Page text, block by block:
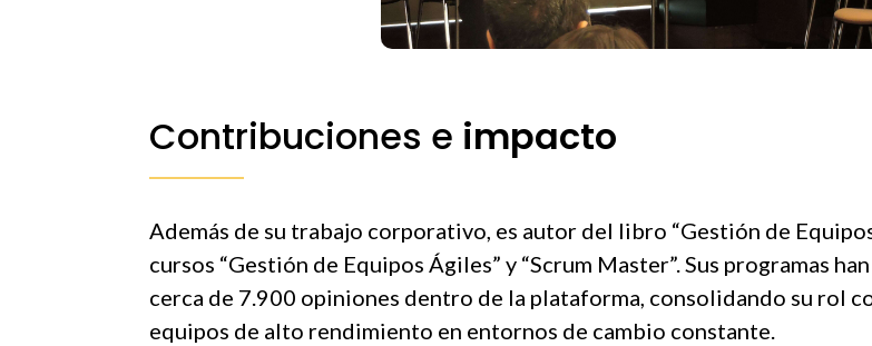
Contribuciones e impacto
Además de su trabajo corporativo, es autor del libro “Gestión de
cursos “Gestión de Equipos Ágiles” y “Scrum Master”. Sus programas
cerca de 7.900 opiniones dentro de la plataforma, consolidando su rol
equipos de alto rendimiento en entornos de cambio constante.